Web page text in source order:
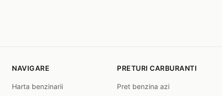
NAVIGARE
Harta benzinarii
PRETURI CARBURANTI
Pret benzina azi